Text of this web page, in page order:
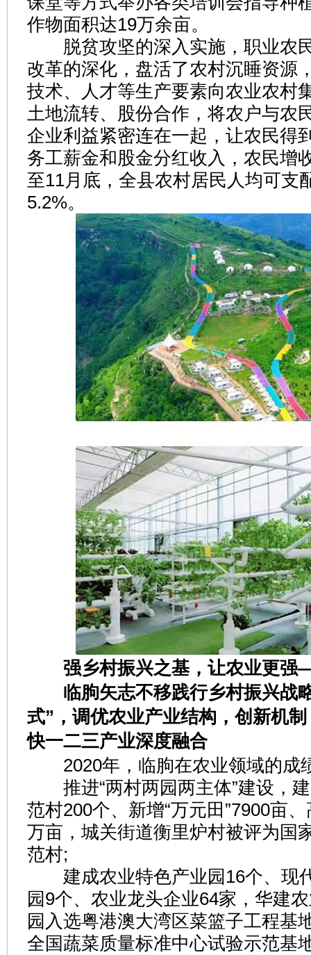
作物面积达19万余亩。
脱贫攻坚的深入实施，职业农
改革的深化，盘活了农村沉睡资源
技术、人才等生产要素向农业农村
土地流转、股份合作，将农户与农
企业利益紧密连在一起，让农民得
务工薪金和股金分红收入，农民增
至11月底，全县农村居民人均可支
5.2%。
强乡村振兴之基，让农业更
临朐矢志不移践行乡村振兴战
式”，调优农业产业结构，创新机
快一二三产业深度融合
2020年，临朐在农业领域的成
推进“两村两园两主体”建设，建
范村200个、新增“万元田”7900亩
万亩，城关街道衡里炉村被评为国
范村;
建成农业特色产业园16个、现
园9个、农业龙头企业64家，华建
园入选粤港澳大湾区菜篮子工程基
全国蔬菜质量标准中心试验示范基